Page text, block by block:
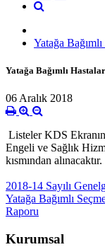
Yatağa
Yatağa Bağımlı
06 Aralık 2018
Listeler KDS
Engeli ve Sağlık
kısmından alınacaktır.
2018-14 Sayılı
Yatağa Bağımlı
Raporu
Kurumsal